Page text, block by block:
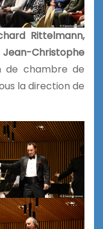
Rittelmann,
Jean-Christophe
chambre de
la direction de